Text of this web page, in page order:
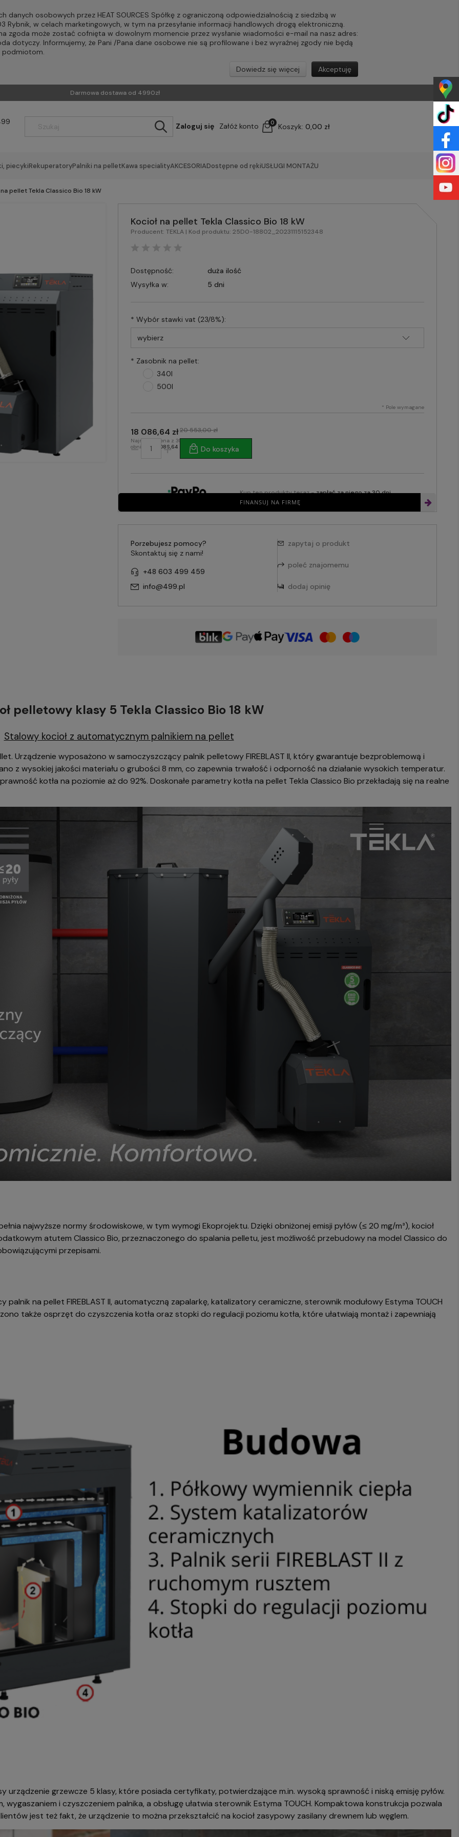
danych osobowych przez HEAT SOURCES Spółkę z ograniczoną odpowiedzialnością z siedzibą w
Rybnik, w celach marketingowych, w tym na przesyłanie informacji handlowych drogą elektroniczną.
zgoda może zostać cofnięta w dowolnym momencie przez wysłanie wiadomości e-mail na nasz adres:
dotyczy. Informujemy, że Pani /Pana dane osobowe nie są profilowane i bez wyraźnej zgody nie będą
podmiotom.
Akceptuję
Dowiedz się więcej
Darmowa dostawa od 4990zł
Zaloguj się Załóż konto Koszyk: 0,00 zł
0
piecykiRekuperatoryPalniki na pelletKawa specialityAKCESORIADostępne od rękiUSŁUGI MONTAŻU
na pellet Tekla Classico Bio 18 kW
Kocioł na pellet Tekla Classico Bio 18 kW
Producent:TEKLA | Kod produktu: 25D0-18802_20231115152348
Dostępność:
duża ilość
Wysyłka w:
5 dni
* Wybór stawki vat (23/8%):
* Zasobnik na pellet:
340l
500l
* Pole wymagane
18 086,64 zł20 553,00 zł
Najniższa cena z 30 dni przed
obniżką: 18 086,64 zł Do koszyka
FINANSUJ NA FIRMĘ
Kup ten produkty teraz -zapłać za niego za 30 dni
Porzebujesz pomocy?
Skontaktuj się z nami!
+48 603 499 459
info@499.pl
zapytaj o produkt
poleć znajomemu
dodaj opinię
pelletowy klasy 5 Tekla Classico Bio 18 kW
Stalowy kocioł z automatycznym palnikiem na pellet
Urządzenie wyposażono w samoczyszczący palnik pelletowy FIREBLAST II, który gwarantuje bezproblemową i
z wysokiej jakości materiału o grubości 8 mm, co zapewnia trwałość i odporność na działanie wysokich temperatur.
kotła na poziomie aż do 92%. Doskonałe parametry kotła na pellet Tekla Classico Bio przekładają się na realne
najwyższe normy środowiskowe, w tym wymogi Ekoprojektu. Dzięki obniżonej emisji pyłów (≤ 20 mg/m³), kocioł
atutem Classico Bio, przeznaczonego do spalania pelletu, jest możliwość przebudowy na model Classico do
przepisami.
palnik na pellet FIREBLAST II, automatyczną zapalarkę, katalizatory ceramiczne, sterownik modułowy Estyma TOUCH
także osprzęt do czyszczenia kotła oraz stopki do regulacji poziomu kotła, które ułatwiają montaż i zapewniają
urządzenie grzewcze 5 klasy, które posiada certyfikaty, potwierdzające m.in. wysoką sprawność i niską emisję pyłów.
wygaszaniem i czyszczeniem palnika, a obsługę ułatwia sterownik Estyma TOUCH. Kompaktowa konstrukcja pozwala
jest też fakt, że urządzenie to można przekształcić na kocioł zasypowy zasilany drewnem lub węglem.